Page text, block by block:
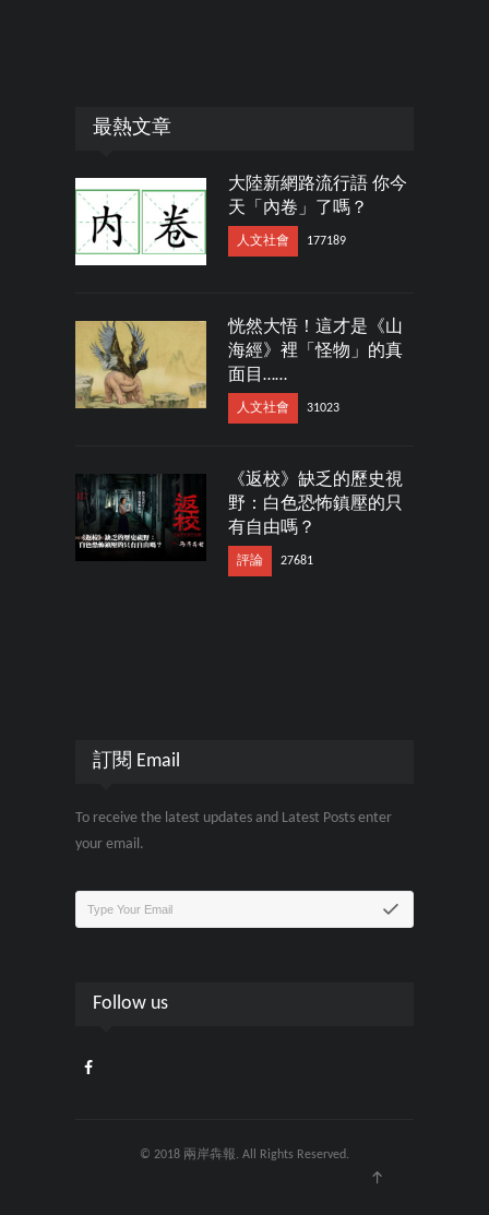
最熱文章
大陸新網路流行語 你今
天「內卷」了嗎？
人文社會 177189
恍然大悟！這才是《山
海經》裡「怪物」的真
面目……
人文社會 31023
《返校》缺乏的歷史視
野：白色恐怖鎮壓的只
有自由嗎？
評論 27681
訂閱 Email
To receive the latest updates and Latest Posts enter
your email.
Follow us
© 2018 兩岸犇報. All Rights Reserved.